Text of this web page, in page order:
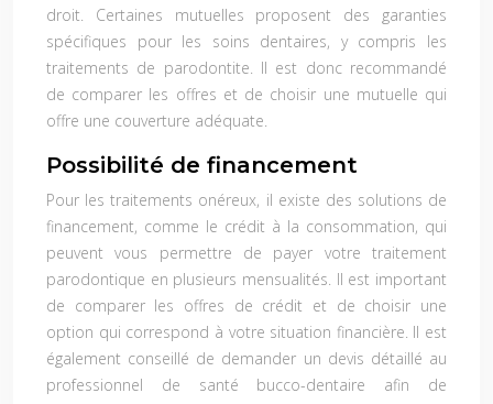
droit. Certaines mutuelles proposent des garanties
spécifiques pour les soins dentaires, y compris les
traitements de parodontite. Il est donc recommandé
de comparer les offres et de choisir une mutuelle qui
offre une couverture adéquate.
Possibilité de financement
Pour les traitements onéreux, il existe des solutions de
financement, comme le crédit à la consommation, qui
peuvent vous permettre de payer votre traitement
parodontique en plusieurs mensualités. Il est important
de comparer les offres de crédit et de choisir une
option qui correspond à votre situation financière. Il est
également conseillé de demander un devis détaillé au
professionnel de santé bucco-dentaire afin de